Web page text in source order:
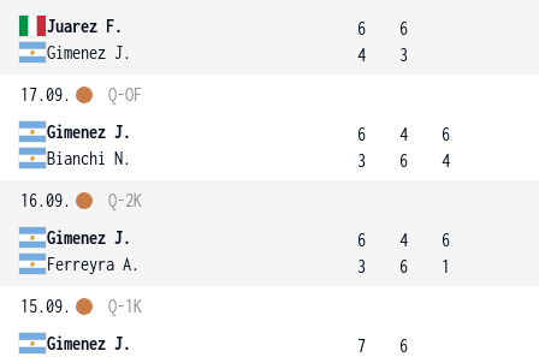
Juarez F.
Gimenez J.
6
4
6
3
17.09.
Gimenez J.
Bianchi N.
Q-OF
6
3
4
6
6
4
16.09.
Gimenez J.
Ferreyra A.
Q-2K
6
3
4
6
6
1
15.09.
Gimenez J.
Q-1K
7
6